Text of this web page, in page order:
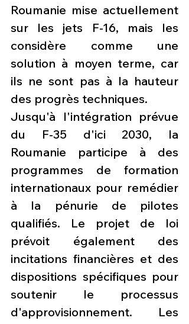
Roumanie mise actuellement
sur les jets F-16, mais les
considère comme une
solution à moyen terme, car
ils ne sont pas à la hauteur
des progrès techniques.
Jusqu'à l'intégration prévue
du F-35 d'ici 2030, la
Roumanie participe à des
programmes de formation
internationaux pour remédier
à la pénurie de pilotes
qualifiés. Le projet de loi
prévoit également des
incitations financières et des
dispositions spécifiques pour
soutenir le processus
d'approvisionnement. Les